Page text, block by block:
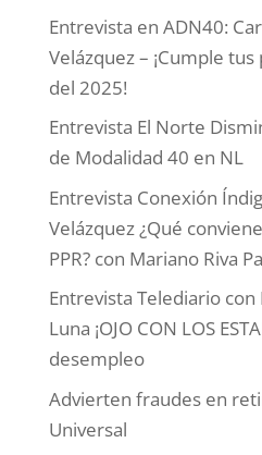
Entrevista en ADN40:
Velázquez – ¡Cumple
del 2025!
Entrevista El Norte
de Modalidad 40 en NL
Entrevista Conexión
Velázquez ¿Qué
PPR? con Mariano Riva
Entrevista Telediario con
Luna ¡OJO CON LOS
desempleo
Advierten fraudes en
Universal